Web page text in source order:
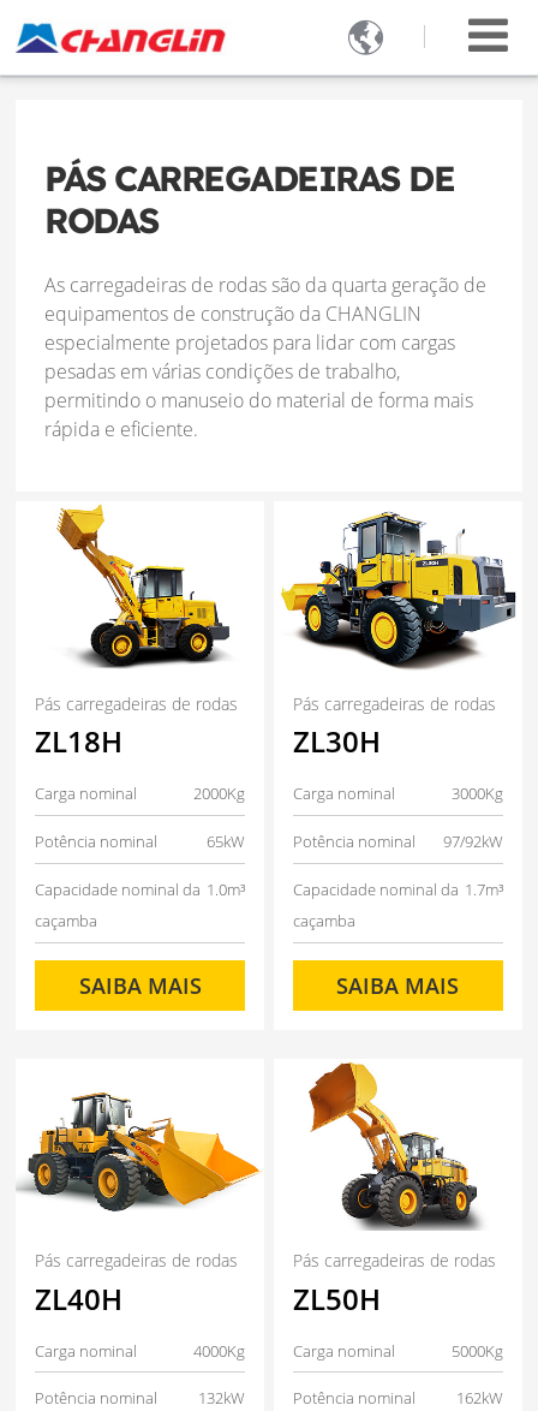

PÁS CARREGADEIRAS DE
RODAS
As carregadeiras de rodas são da quarta geração de
equipamentos de construção da CHANGLIN
especialmente projetados para lidar com cargas
pesadas em várias condições de trabalho,
permitindo o manuseio do material de forma mais
rápida e eficiente.
Pás carregadeiras de rodas
ZL18H
Carga nominal 2000Kg
Potência nominal 65kW
Capacidade nominal da
caçamba
1.0m³
SAIBA MAIS
Pás carregadeiras de rodas
ZL30H
Carga nominal 3000Kg
Potência nominal 97/92kW
Capacidade nominal da
caçamba
1.7m³
SAIBA MAIS
Pás carregadeiras de rodas
ZL40H
Carga nominal 4000Kg
Potência nominal 132kW
Pás carregadeiras de rodas
ZL50H
Carga nominal 5000Kg
Potência nominal 162kW